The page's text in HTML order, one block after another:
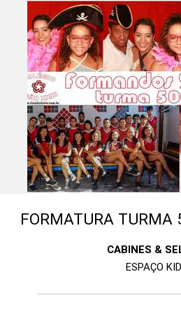
FORMATURA TURMA
CABINES &
ESPAÇO